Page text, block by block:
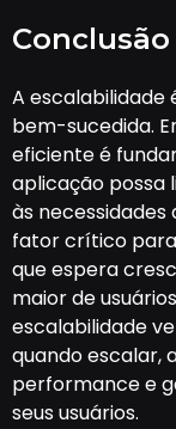
Conclusão
A escalabilidade
bem-sucedida.
eficiente é
aplicação possa
às necessidades
fator crítico para
que espera
maior de
escalabilidade
quando escalar,
performance e
seus usuários.